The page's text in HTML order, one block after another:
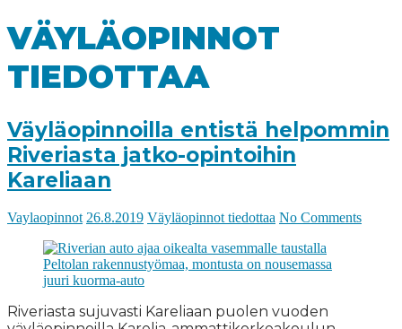
VÄYLÄOPINNOT
TIEDOTTAA
Väyläopinnoilla entistä helpommin
Riveriasta jatko-opintoihin
Kareliaan
Vaylaopinnot 26.8.2019 Väyläopinnot tiedottaa No Comments
Riveriasta sujuvasti Kareliaan puolen vuoden